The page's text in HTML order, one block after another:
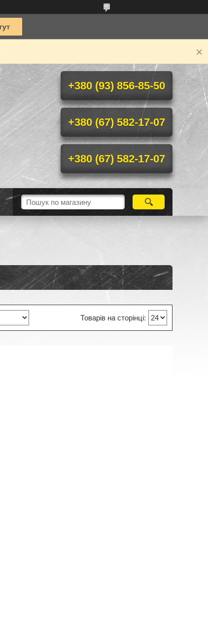
+380 (93) 856-85-50
+380 (67) 582-17-07
+380 (67) 582-17-07